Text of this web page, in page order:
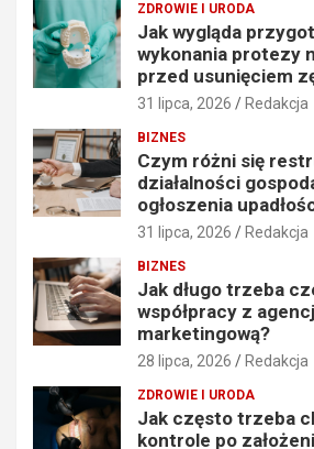
ZDROWIE I URODA
Jak wygląda
wykonania protezy
przed usunięciem
31 lipca, 2026 Redakcja
BIZNES
Czym różni się
działalności
ogłoszenia
31 lipca, 2026 Redakcja
BIZNES
Jak długo trzeba
współpracy z
marketingową?
28 lipca, 2026 Redakcja
ZDROWIE I URODA
Jak często trzeba
kontrole po